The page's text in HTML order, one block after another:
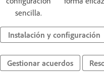
sencilla.
Instalación y configuración
Gestionar acuerdos